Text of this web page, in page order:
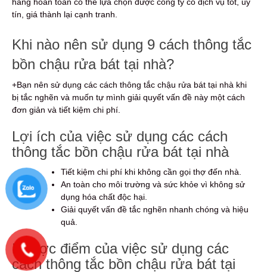
tín, giá thành lại cạnh tranh.
Khi nào nên sử dụng 9 cách thông tắc
bồn chậu rửa bát tại nhà?
+Bạn nên sử dụng các cách thông tắc chậu rửa bát tại nhà khi
bị tắc nghẽn và muốn tự mình giải quyết vấn đề này một cách
đơn giản và tiết kiệm chi phí.
Lợi ích của việc sử dụng các cách
thông tắc bồn chậu rửa bát tại nhà
Tiết kiệm chi phí khi không cần gọi thợ đến nhà.
An toàn cho môi trường và sức khỏe vì không sử
dụng hóa chất độc hại.
Giải quyết vấn đề tắc nghẽn nhanh chóng và hiệu
quả.
Nhược điểm của việc sử dụng các
cách thông tắc bồn chậu rửa bát tại